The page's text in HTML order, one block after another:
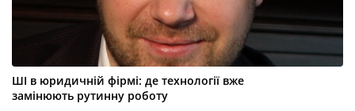
ШІ в юридичній фірмі: де технології вже
замінюють рутинну роботу